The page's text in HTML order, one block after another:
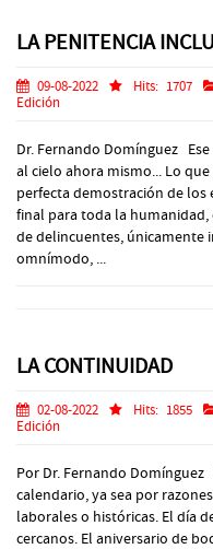
LA PENITENCIA
09-08-2022 Hits: 1707
Edición
Dr. Fernando Domínguez
al cielo ahora mismo... Lo
perfecta demostración de los
final para toda la
de delincuentes, únicamente
omnímodo, ...
LA CONTINUIDAD
02-08-2022 Hits: 1855
Edición
Por Dr. Fernando
calendario, ya sea por
laborales o históricas. El día
cercanos. El aniversario de